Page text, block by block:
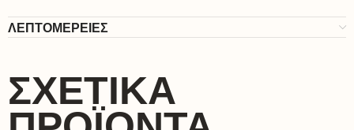
ΛΕΠΤΟΜΕΡΕΙΕΣ
ΣΧΕΤΙΚΆ